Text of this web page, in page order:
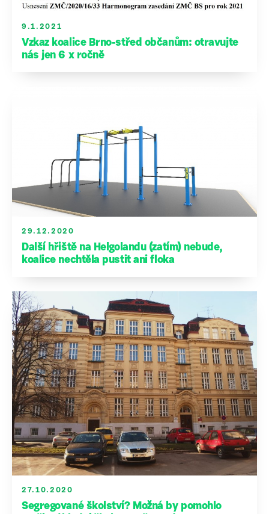
9.1.2021
Vzkaz koalice Brno-střed občanům: otravujte
nás jen 6 x ročně
29.12.2020
Další hřiště na Helgolandu (zatím) nebude,
koalice nechtěla pustit ani floka
27.10.2020
Segregované školství? Možná by pomohlo